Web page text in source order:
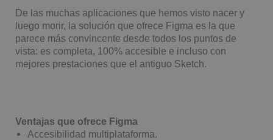
De las muchas aplicaciones que hemos visto nacer y
luego morir, la solución que ofrece Figma es la que
parece más convincente desde todos los puntos de
vista: es completa, 100% accesible e incluso con
mejores prestaciones que el antiguo Sketch.
Ventajas que ofrece Figma
Accesibilidad multiplataforma.